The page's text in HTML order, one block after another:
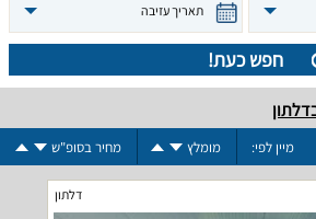
תאריך עזיבה
חפש כעת!
מיין לפי: מומלץ מחיר בסופ"ש
דלתון